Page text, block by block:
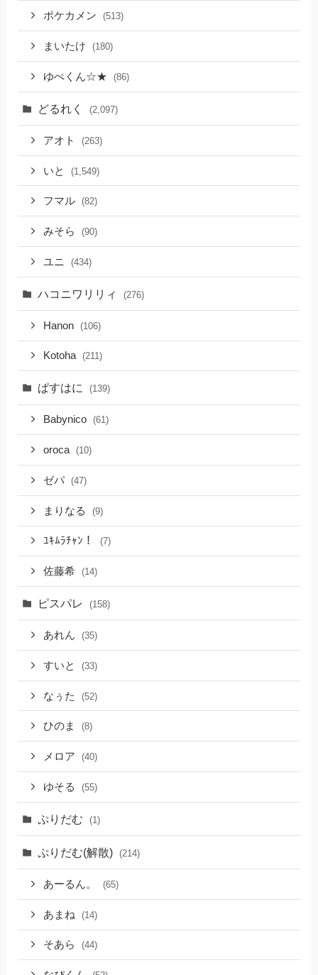
ポケカメン (513)
まいたけ (180)
ゆぺくん☆★ (86)
どるれく (2,097)
アオト (263)
いと (1,549)
フマル (82)
みそら (90)
ユニ (434)
ハコニワリリィ (276)
Hanon (106)
Kotoha (211)
ぱすはに (139)
Babynico (61)
oroca (10)
ゼパ (47)
まりなる (9)
ﾕｷﾑﾗﾁｬﾝ！ (7)
佐藤希 (14)
ピスパレ (158)
あれん (35)
すいと (33)
なぅた (52)
ひのま (8)
メロア (40)
ゆそる (55)
ぷりだむ (1)
ぷりだむ(解散) (214)
あーるん。 (65)
あまね (14)
そあら (44)